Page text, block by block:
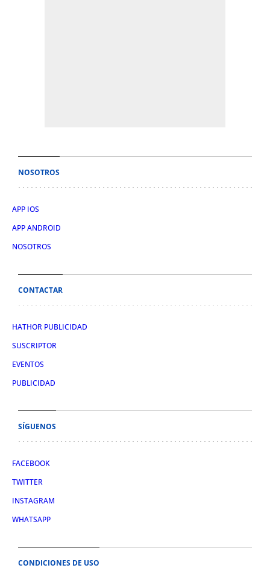
NOSOTROS
APP IOS
APP ANDROID
NOSOTROS
CONTACTAR
HATHOR PUBLICIDAD
SUSCRIPTOR
EVENTOS
PUBLICIDAD
SÍGUENOS
FACEBOOK
TWITTER
INSTAGRAM
WHATSAPP
CONDICIONES DE USO